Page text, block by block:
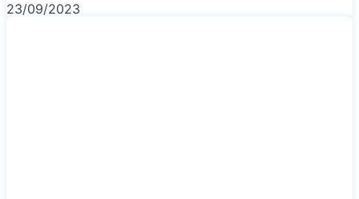
23/09/2023